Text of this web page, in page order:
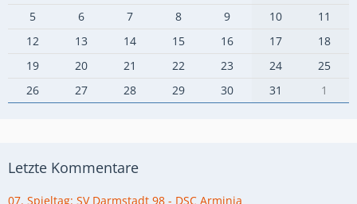
5
6 7 8 9 10
11
12
13 14 15 16 17
18
19
20 21 22 23 24
25
26
27 28 29 30 31 1
Letzte Kommentare
07. Spieltag: SV Darmstadt 98 - DSC Arminia